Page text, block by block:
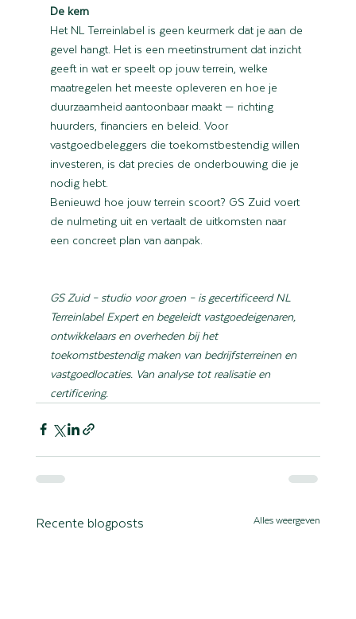
De kern
Het NL Terreinlabel is geen keurmerk dat je aan de
gevel hangt. Het is een meetinstrument dat inzicht
geeft in wat er speelt op jouw terrein, welke
maatregelen het meeste opleveren en hoe je
duurzaamheid aantoonbaar maakt — richting
huurders, financiers en beleid. Voor
vastgoedbeleggers die toekomstbestendig willen
investeren, is dat precies de onderbouwing die je
nodig hebt.
Benieuwd hoe jouw terrein scoort? GS Zuid voert
de nulmeting uit en vertaalt de uitkomsten naar
een concreet plan van aanpak.
GS Zuid – studio voor groen – is gecertificeerd NL
Terreinlabel Expert en begeleidt vastgoedeigenaren,
ontwikkelaars en overheden bij het
toekomstbestendig maken van bedrijfsterreinen en
vastgoedlocaties. Van analyse tot realisatie en
certificering.
Recente blogposts Alles weergeven